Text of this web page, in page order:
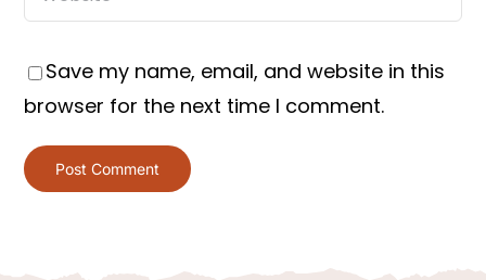
Save my name, email, and website in this
browser for the next time I comment.